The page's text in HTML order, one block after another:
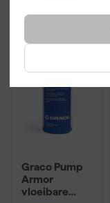
Graco Pump
Armor
vloeibare